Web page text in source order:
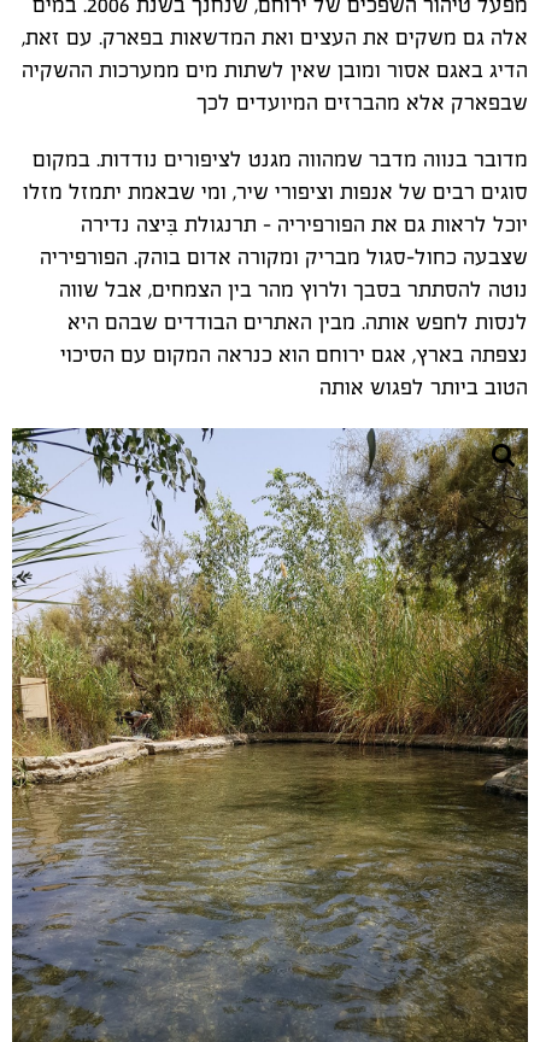
אלה גם משקים את העצים ואת המדשאות בפארק. עם זאת,
הדיג באגם אסור ומובן שאין לשתות מים ממערכות ההשקיה
שבפארק אלא מהברזים המיועדים לכך
מדובר בנווה מדבר שמהווה מגנט לציפורים נודדות. במקום
סוגים רבים של אנפות וציפורי שיר, ומי שבאמת יתמזל מזלו
יוכל לראות גם את הפורפיריה – תרנגולת בִּיצה נדירה
שצבעה כחול-סגול מבריק ומקורה אדום בוהק. הפורפיריה
נוטה להסתתר בסבך ולרוץ מהר בין הצמחים, אבל שווה
לנסות לחפש אותה. מבין האתרים הבודדים שבהם היא
נצפתה בארץ, אגם ירוחם הוא כנראה המקום עם הסיכוי
הטוב ביותר לפגוש אותה